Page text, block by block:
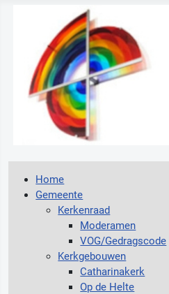
Home
Gemeente
Kerkenraad
Moderamen
VOG/Gedragscode
Kerkgebouwen
Catharinakerk
Op de Helte